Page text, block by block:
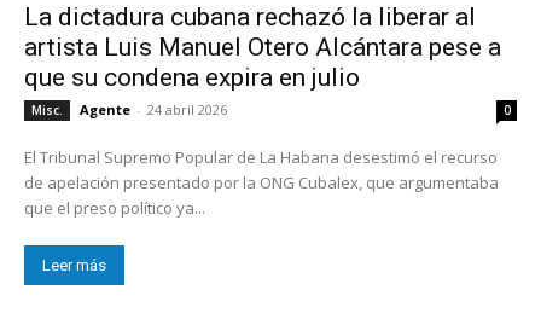
La dictadura cubana rechazó la liberar al
artista Luis Manuel Otero Alcántara pese a
que su condena expira en julio
Misc. Agente - 24 abril 2026 0
El Tribunal Supremo Popular de La Habana desestimó el recurso
de apelación presentado por la ONG Cubalex, que argumentaba
que el preso político ya...
Leer más